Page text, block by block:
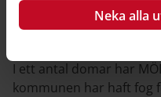
Neka alla
I ett antal domar har
kommunen har haft fog